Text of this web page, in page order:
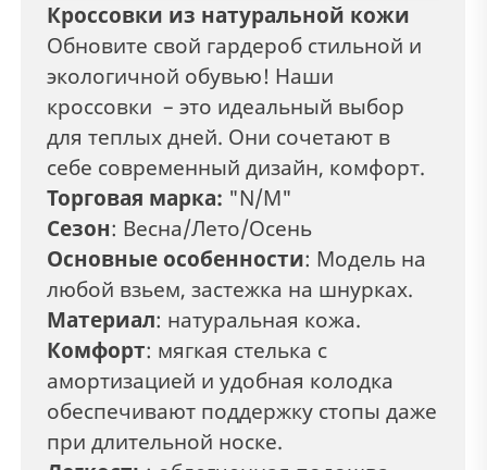
Кроссовки из натуральной кожи
Обновите свой гардероб стильной и
экологичной обувью! Наши
кроссовки – это идеальный выбор
для теплых дней. Они сочетают в
себе современный дизайн, комфорт.
Торговая марка: "N/M"
Сезон: Весна/Лето/Осень
Основные особенности: Модель на
любой взьем, застежка на шнурках.
Материал: натуральная кожа.
Комфорт: мягкая стелька с
амортизацией и удобная колодка
обеспечивают поддержку стопы даже
при длительной носке.